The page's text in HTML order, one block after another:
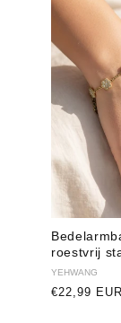
roestvrij
Verkoper:
YEHWANG
Normale
€22,99 EUR